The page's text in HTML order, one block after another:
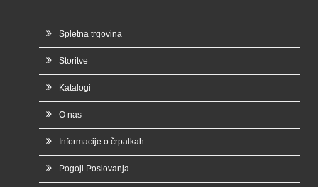
Spletna trgovina
Storitve
Katalogi
O nas
Informacije o črpalkah
Pogoji Poslovanja